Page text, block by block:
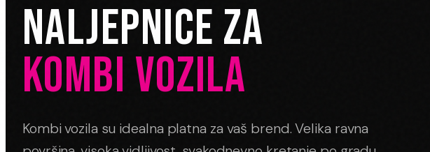
NALJEPNICE ZA
KOMBI VOZILA
Kombi vozila su idealna platna za vaš brend. Velika ravna